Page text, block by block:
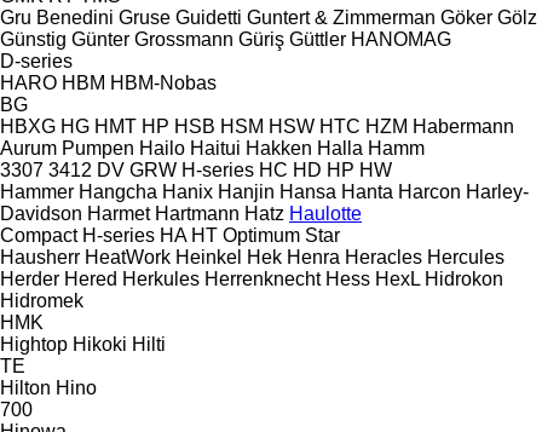
Gru Benedini Gruse Guidetti Guntert & Zimmerman Göker Gölz
Günstig Günter Grossmann Güriş Güttler HANOMAG
D-series
HARO HBM HBM-Nobas
BG
HBXG HG HMT HP HSB HSM HSW HTC HZM Habermann
Aurum Pumpen Hailo Haitui Hakken Halla Hamm
3307 3412 DV GRW H-series HC HD HP HW
Hammer Hangcha Hanix Hanjin Hansa Hanta Harcon Harley-
Davidson Harmet Hartmann Hatz Haulotte
Compact H-series HA HT Optimum Star
Hausherr HeatWork Heinkel Hek Henra Heracles Hercules
Herder Hered Herkules Herrenknecht Hess HexL Hidrokon
Hidromek
HMK
Hightop Hikoki Hilti
TE
Hilton Hino
700